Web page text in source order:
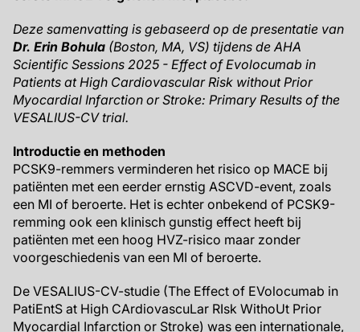
Deze samenvatting is gebaseerd op de presentatie van
Dr. Erin Bohula (Boston, MA, VS) tijdens de AHA
Scientific Sessions 2025 - Effect of Evolocumab in
Patients at High Cardiovascular Risk without Prior
Myocardial Infarction or Stroke: Primary Results of the
VESALIUS-CV trial.
Introductie en methoden
PCSK9-remmers verminderen het risico op MACE bij
patiënten met een eerder ernstig ASCVD-event, zoals
een MI of beroerte. Het is echter onbekend of PCSK9-
remming ook een klinisch gunstig effect heeft bij
patiënten met een hoog HVZ-risico maar zonder
voorgeschiedenis van een MI of beroerte.
De VESALIUS-CV-studie (The Effect of EVolocumab in
PatiEntS at High CArdiovascuLar RIsk WithoUt Prior
Myocardial Infarction or Stroke) was een internationale,